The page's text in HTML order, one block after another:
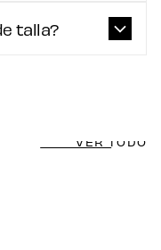
talla?
VER TODO